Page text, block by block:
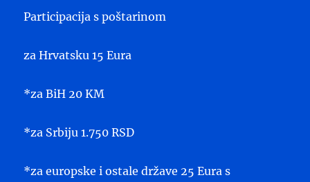
Participacija s poštarinom
za Hrvatsku 15 Eura
*za BiH 20 KM
*za Srbiju 1.750 RSD
*za europske i ostale države 25 Eura s